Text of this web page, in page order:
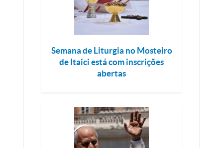
Semana de Liturgia no Mosteiro
de Itaici está com inscrições
abertas